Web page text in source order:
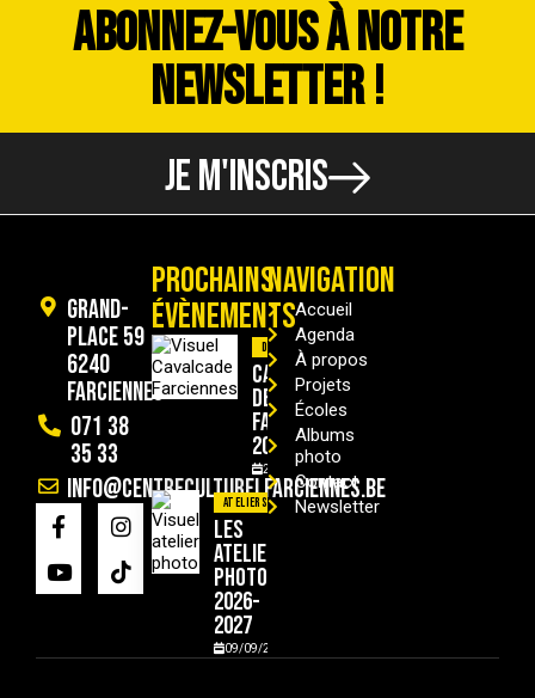
ABONNEZ-VOUS À NOTRE
NEWSLETTER !
JE M'INSCRIS
Grand-
Place 59
6240
Farciennes
071 38
35 33
info@centreculturelfarciennes.be
PROCHAINS
ÉVÈNEMENTS
Divers
Cavalcade
de
Farciennes
2026
29/08/2026
Ateliers
Les
ateliers
photo
2026-
2027
09/09/2026
NAVIGATION
Accueil
Agenda
À propos
Projets
Écoles
Albums
photo
Contact
Newsletter